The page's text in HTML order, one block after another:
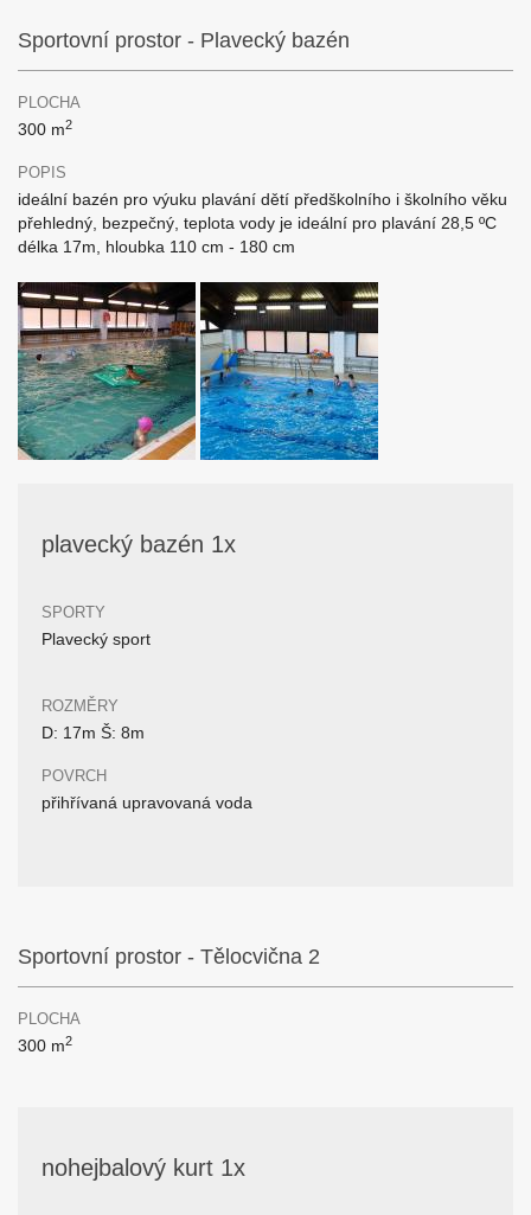
Sportovní prostor - Plavecký bazén
PLOCHA
300 m2
POPIS
ideální bazén pro výuku plavání dětí předškolního i školního věku
přehledný, bezpečný, teplota vody je ideální pro plavání 28,5 ºC
délka 17m, hloubka 110 cm - 180 cm
plavecký bazén 1x
SPORTY
Plavecký sport
ROZMĚRY
D: 17m Š: 8m
POVRCH
přihřívaná upravovaná voda
Sportovní prostor - Tělocvična 2
PLOCHA
300 m2
nohejbalový kurt 1x